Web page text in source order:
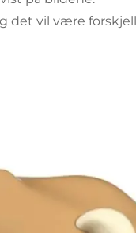
det vil være